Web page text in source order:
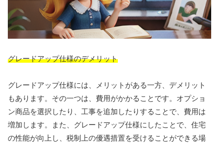
グレードアップ仕様のデメリット
グレードアップ仕様には、メリットがある一方、デメリット
もあります。その一つは、費用がかかることです。オプショ
ン商品を選択したり、工事を追加したりすることで、費用は
増加します。また、グレードアップ仕様にしたことで、住宅
の性能が向上し、税制上の優遇措置を受けることができる場